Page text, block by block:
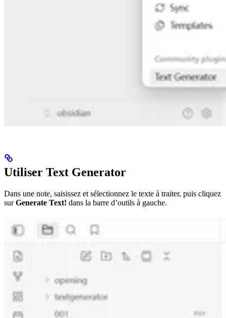
Utiliser Text Generator
Dans une note, saisissez et sélectionnez le texte à traiter, puis cliquez
surGenerate Text! dans la barre d’outils à gauche.